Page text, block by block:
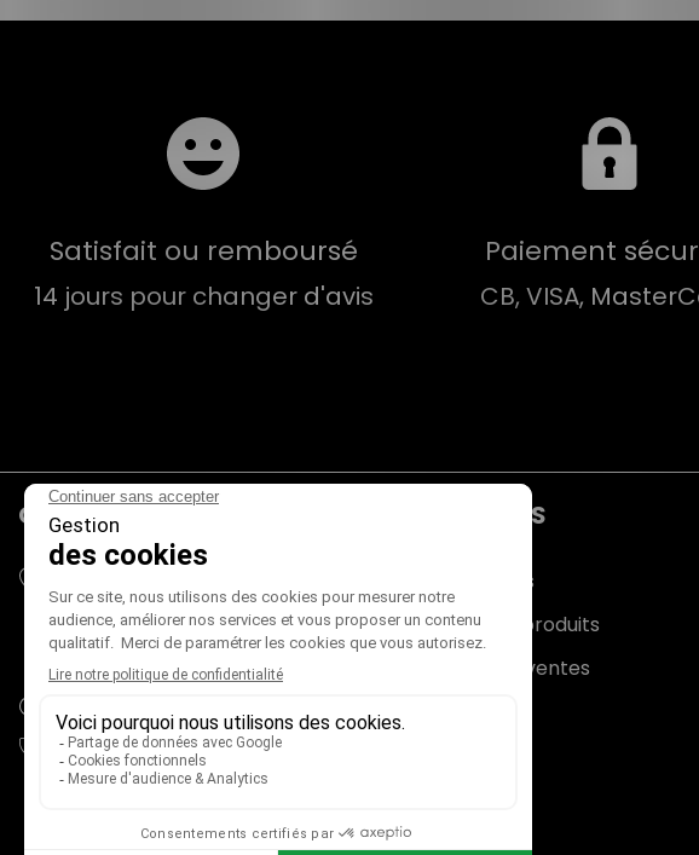
Satisfait ou remboursé
14 jours pour changer d'avis
Paiement
CB, VISA,
CONTACTS
180 rue du Genevois
73000 CHAMBÉRY
France métropolitaine (+ Corse)
04 79 33 31 75
PRODUITS
Promotions
Nouveaux produits
Meilleures ventes